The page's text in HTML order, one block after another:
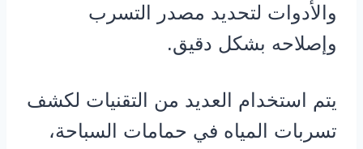
والأدوات لتحديد مصدر التسرب
وإصلاحه بشكل دقيق.
يتم استخدام العديد من التقنيات لكشف
تسربات المياه في حمامات السباحة،